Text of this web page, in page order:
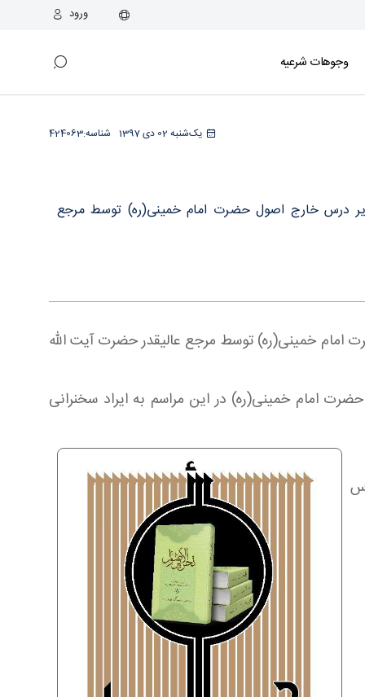
ورود
وجوهات شرعیه
یک‌شنبه 02 دی 1397 424063شناسه:
درس خارج اصول حضرت امام خمینی(ره) توسط مرجع
امام خمینی(ره) توسط مرجع عالیقدر حضرت آیت الله
امام خمینی(ره) در این مراسم به ایراد سخنرانی